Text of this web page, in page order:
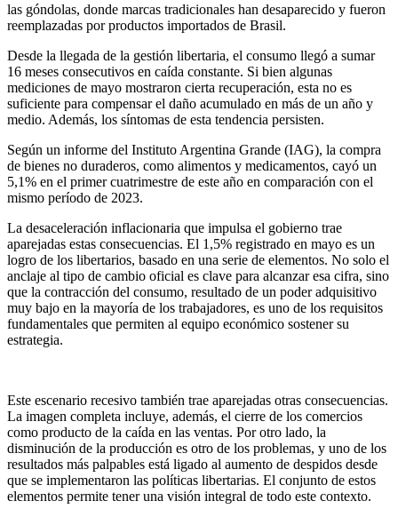
las góndolas, donde marcas tradicionales han desaparecido y fueron
reemplazadas por productos importados de Brasil.
Desde la llegada de la gestión libertaria, el consumo llegó a sumar
16 meses consecutivos en caída constante. Si bien algunas
mediciones de mayo mostraron cierta recuperación, esta no es
suficiente para compensar el daño acumulado en más de un año y
medio. Además, los síntomas de esta tendencia persisten.
Según un informe del Instituto Argentina Grande (IAG), la compra
de bienes no duraderos, como alimentos y medicamentos, cayó un
5,1% en el primer cuatrimestre de este año en comparación con el
mismo período de 2023.
La desaceleración inflacionaria que impulsa el gobierno trae
aparejadas estas consecuencias. El 1,5% registrado en mayo es un
logro de los libertarios, basado en una serie de elementos. No solo el
anclaje al tipo de cambio oficial es clave para alcanzar esa cifra, sino
que la contracción del consumo, resultado de un poder adquisitivo
muy bajo en la mayoría de los trabajadores, es uno de los requisitos
fundamentales que permiten al equipo económico sostener su
estrategia.
Este escenario recesivo también trae aparejadas otras consecuencias.
La imagen completa incluye, además, el cierre de los comercios
como producto de la caída en las ventas. Por otro lado, la
disminución de la producción es otro de los problemas, y uno de los
resultados más palpables está ligado al aumento de despidos desde
que se implementaron las políticas libertarias. El conjunto de estos
elementos permite tener una visión integral de todo este contexto.